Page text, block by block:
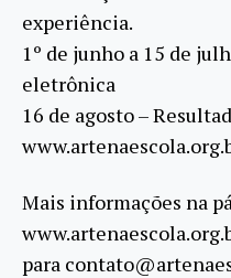
experiência.
1º de junho a 15 de
eletrônica
16 de agosto –
Mais informações na
para